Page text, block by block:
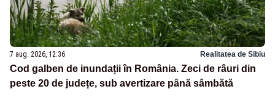
7 aug. 2026, 12:36 Realitatea de Sibiu
Cod galben de inundații în România. Zeci de râuri din
peste 20 de județe, sub avertizare până sâmbătă